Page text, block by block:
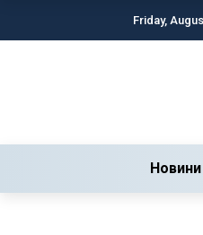
Friday,
Новини